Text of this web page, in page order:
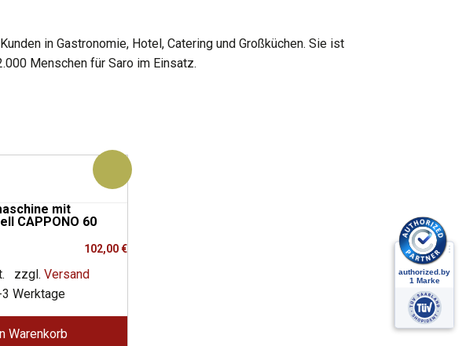
in Gastronomie, Hotel, Catering und Großküchen. Sie ist
Menschen für Saro im Einsatz.
mit
CAPPONO 60
102,00€
zzgl.Versand
Werktage
Warenkorb